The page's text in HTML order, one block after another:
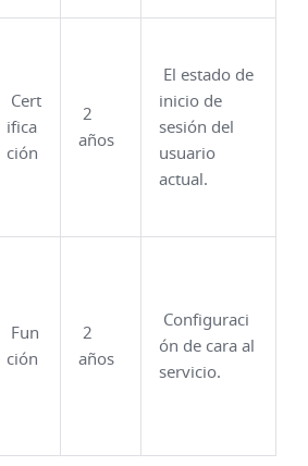
Cert
ifica
ción
2
años
El estado de
inicio de
sesión del
usuario
actual.
Fun
ción
2
años
Configuraci
ón de cara al
servicio.